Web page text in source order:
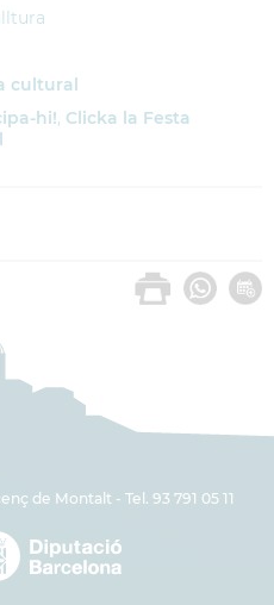
cultural
hi!, Clicka la Festa
de Montalt - Tel. 93 791 05 11